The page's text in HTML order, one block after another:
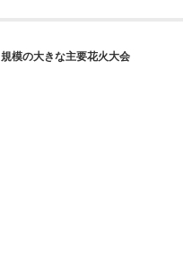
規模の大きな主要花火大会